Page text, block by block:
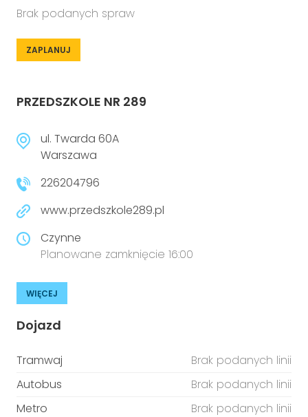
Brak podanych spraw
ZAPLANUJ
PRZEDSZKOLE NR 289
ul. Twarda 60A
Warszawa
226204796
www.przedszkole289.pl
Czynne
Planowane zamknięcie 16:00
WIĘCEJ
Dojazd
Tramwaj
Brak podanych linii
Autobus
Brak podanych linii
Metro
Brak podanych linii